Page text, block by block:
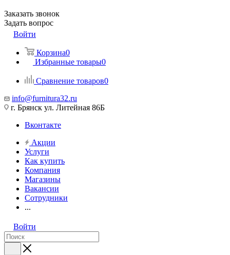
Заказать звонок
Задать вопрос
Войти
Корзина0
Избранные товары0
Сравнение товаров0
info@furnitura32.ru
г. Брянск ул. Литейная 86Б
Вконтакте
Акции
Услуги
Как купить
Компания
Магазины
Вакансии
Сотрудники
...
Войти